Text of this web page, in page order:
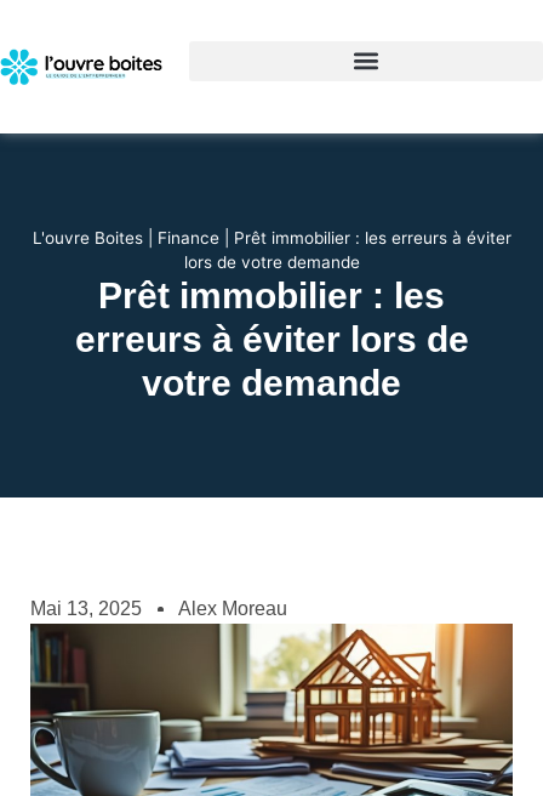
L'ouvre Boites| Finance| Prêt immobilier : les erreurs à éviter
lors de votre demande
Prêt immobilier : les
erreurs à éviter lors de
votre demande
Mai 13, 2025 Alex Moreau